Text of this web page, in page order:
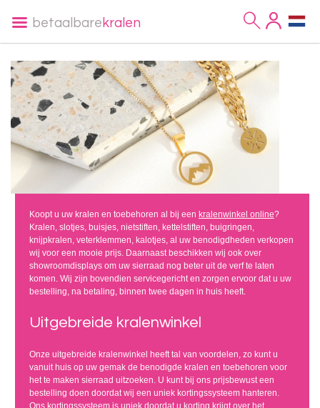
betaalbare kralen
Koopt u uw kralen en toebehoren al bij een kralenwinkel online?
Kralen, slotjes, buisjes, nietstiften, kettelstiften, buigringen,
knijpkralen, veterklemmen, kalotjes, al uw benodigdheden verkopen
wij voor een mooie prijs. Daarnaast beschikken wij ook over
showroomdisplays om uw sierraad nog beter uit de verf te laten
komen. Wij zijn bovendien servicegericht en zorgen ervoor dat u uw
bestelling, na betaling, binnen twee dagen in huis heeft.
Uitgebreide kralenwinkel
Onze uitgebreide kralenwinkel heeft tal van voordelen, zo kunt u
vanuit huis op uw gemak de benodigde kralen en toebehoren voor
het te maken sierraad uitzoeken. U kunt bij ons prijsbewust een
bestelling doen doordat wij een uniek kortingssysteem hanteren.
Ons kortingssysteem is uniek doordat u korting krijgt over het